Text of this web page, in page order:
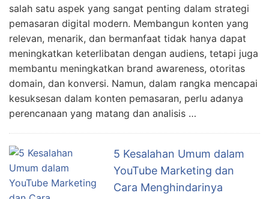
salah satu aspek yang sangat penting dalam strategi
pemasaran digital modern. Membangun konten yang
relevan, menarik, dan bermanfaat tidak hanya dapat
meningkatkan keterlibatan dengan audiens, tetapi juga
membantu meningkatkan brand awareness, otoritas
domain, dan konversi. Namun, dalam rangka mencapai
kesuksesan dalam konten pemasaran, perlu adanya
perencanaan yang matang dan analisis …
5 Kesalahan Umum dalam
YouTube Marketing dan
Cara Menghindarinya